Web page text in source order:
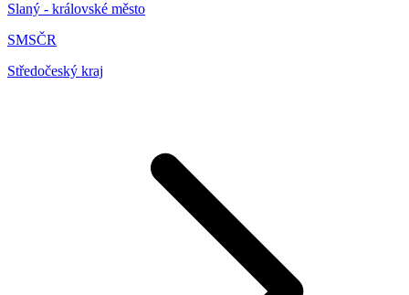
Slaný - královské město
SMSČR
Středočeský kraj